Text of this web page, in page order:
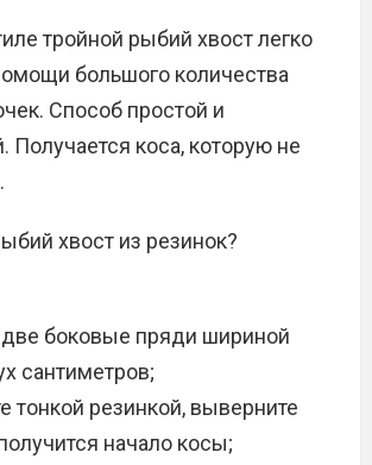
тройной рыбий хвост легко
большого количества
Способ простой и
Получается коса, которую не
хвост из резинок?
две боковые пряди шириной
сантиметров;
тонкой резинкой, выверните
начало косы;